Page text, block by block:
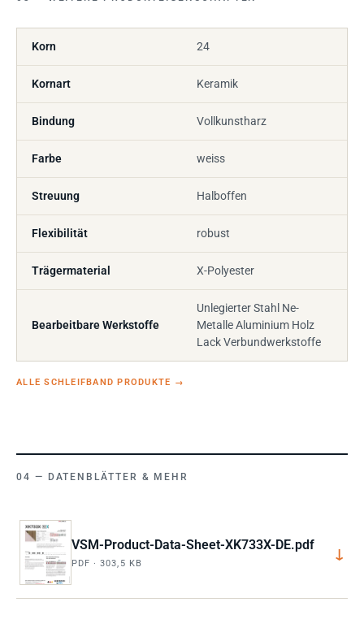
Korn 24
Kornart Keramik
Bindung Vollkunstharz
Farbe weiss
Streuung Halboffen
Flexibilität robust
Trägermaterial X-Polyester
Bearbeitbare Werkstoffe
Unlegierter Stahl Ne-
Metalle Aluminium Holz
Lack Verbundwerkstoffe
ALLE SCHLEIFBAND PRODUKTE →
DATENBLÄTTER & MEHR
VSM-Product-Data-Sheet-XK733X-DE.pdf
PDF · 303,5 KB
↓